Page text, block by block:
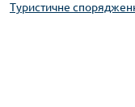
Туристичне